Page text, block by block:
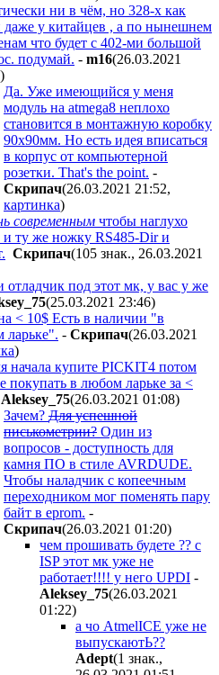
ни в чём, но 328-х как
даже у китайцев , а по нынешнем
что будет с 402-ми большой
подумай. - m16(26.03.2021
)
Да. Уже имеющийся у меня
модуль на atmega8 неплохо
становится в монтажную коробку
90х90мм. Но есть идея вписаться
в корпус от компьютерной
розетки. That's the point. -
Cкpипaч(26.03.2021 21:52,
картинка)
современным чтобы наглухо
и ту же ножку RS485-Dir и
Cкpипaч(105 знак., 26.03.2021
отладчик под этот мк, у вас у же
(25.03.2021 23:46)
< 10$ Есть в наличии "в
ларьке". - Cкpипaч(26.03.2021
)
начала купите PICKIT4 потом
покупать в любом ларьке за <
Aleksey_75(26.03.2021 01:08)
Зачем? Для успешной
писькометрии? Один из
вопросов - доступность для
камня ПО в стиле AVRDUDE.
Чтобы наладчик с копеечным
переходником мог поменять пару
байт в eprom. -
Cкpипaч(26.03.2021 01:20)
чем прошивать будете ?? с
ISP этот мк уже не
работает!!!! у него UPDI -
Aleksey_75(26.03.2021
01:22)
а чо AtmelICE уже не
выпускаютЬ??
Adept(1 знак.,